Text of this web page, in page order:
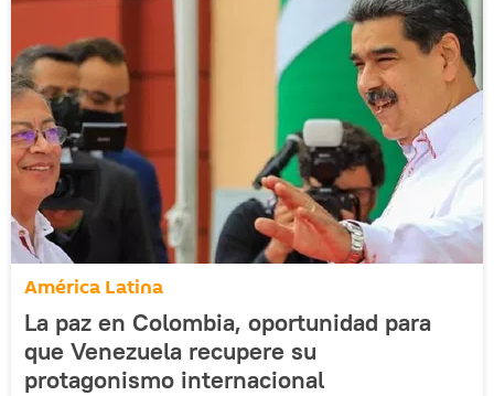
América Latina
La paz en Colombia, oportunidad para
que Venezuela recupere su
protagonismo internacional